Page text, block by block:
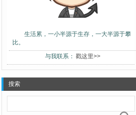
生活累，一小半源于生存，一大半源于攀
比。
与我联系： 戳这里>>
搜索